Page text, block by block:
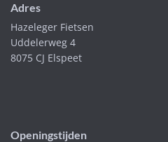
Adres
Hazeleger Fietsen
Uddelerweg 4
8075 CJ Elspeet
Openingstijden